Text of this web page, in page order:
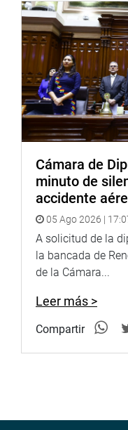
cantidad de
fallecidos. Por eso, la
rapidez. Mientras
casos graves”, anotó.
Finalmente, los
Óscar Zea (PL)
legislativas referidas
mental por duelo
nacional y necesidad
ampliación del
respectivamente.
OFICINA DE
Cámara de
minuto de
accidente
05 Ago 2026 |
A solicitud de la
la bancada de
de la Cámara...
Leer más >
Compartir